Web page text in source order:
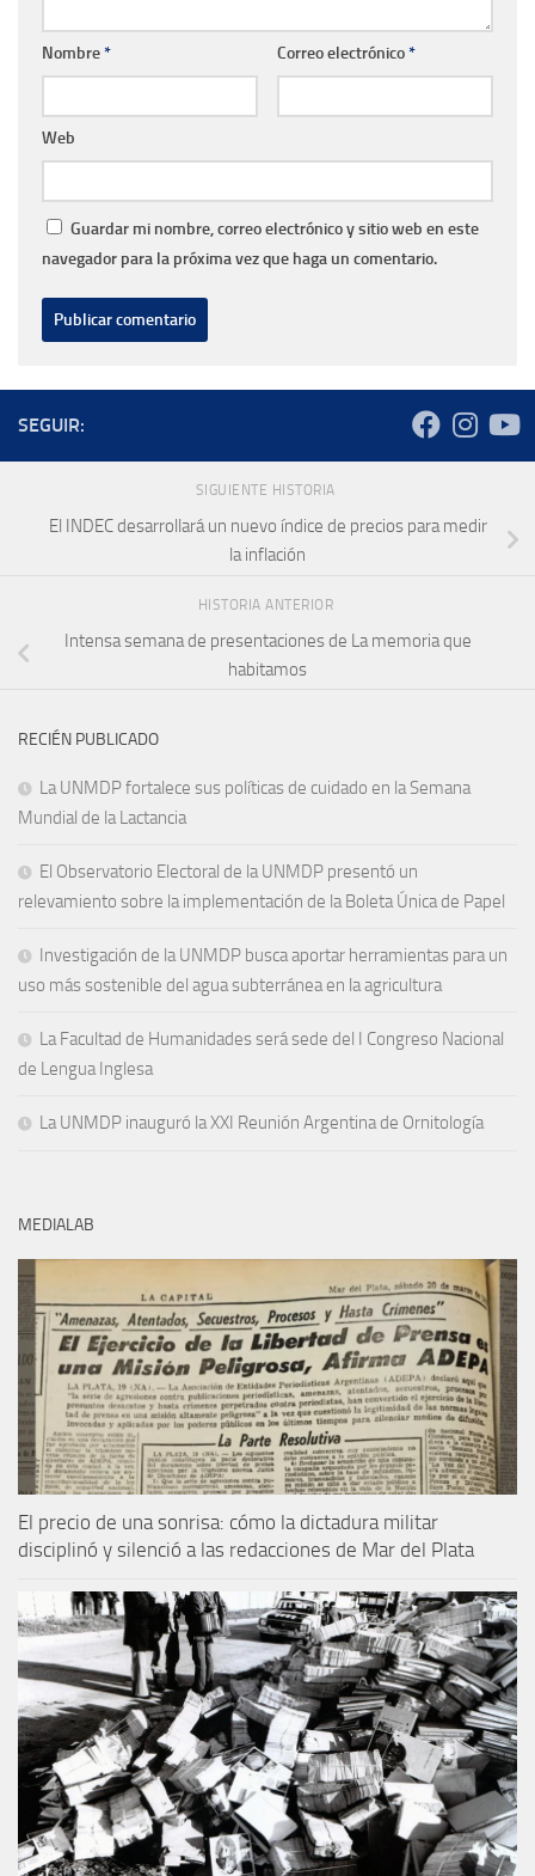
Nombre* Correo electrónico*
Web
Guardar mi nombre, correo electrónico y sitio web en este
navegador para la próxima vez que haga un comentario.
SEGUIR:
SIGUIENTE HISTORIA
El INDEC desarrollará un nuevo índice de precios para medir
la inflación
HISTORIA ANTERIOR
Intensa semana de presentaciones de La memoria que
habitamos
RECIÉN PUBLICADO
La UNMDP fortalece sus políticas de cuidado en la Semana
Mundial de la Lactancia
El Observatorio Electoral de la UNMDP presentó un
relevamiento sobre la implementación de la Boleta Única de Papel
Investigación de la UNMDP busca aportar herramientas para un
uso más sostenible del agua subterránea en la agricultura
La Facultad de Humanidades será sede del I Congreso Nacional
de Lengua Inglesa
La UNMDP inauguró la XXI Reunión Argentina de Ornitología
MEDIALAB
El precio de una sonrisa: cómo la dictadura militar
disciplinó y silenció a las redacciones de Mar del Plata